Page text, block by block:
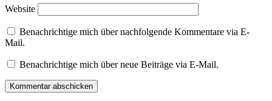
Website
Benachrichtige mich über nachfolgende Kommentare via E-
Mail.
Benachrichtige mich über neue Beiträge via E-Mail.